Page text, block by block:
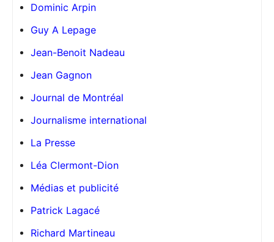
Dominic Arpin
Guy A Lepage
Jean-Benoit Nadeau
Jean Gagnon
Journal de Montréal
Journalisme international
La Presse
Léa Clermont-Dion
Médias et publicité
Patrick Lagacé
Richard Martineau